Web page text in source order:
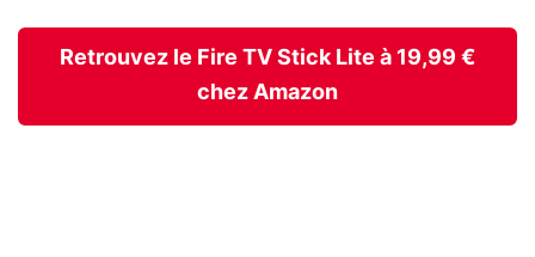
Retrouvez le Fire TV Stick Lite à 19,99 €
chez Amazon